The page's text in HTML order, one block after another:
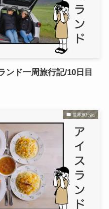
ンド一周旅行記/10日目
世界旅行記